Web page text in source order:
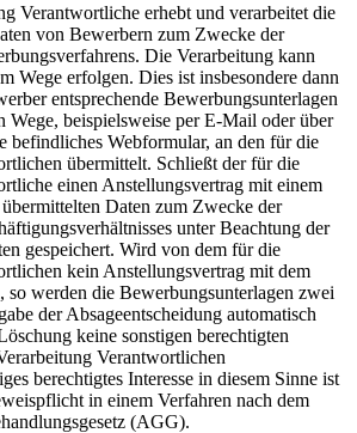
Verantwortliche erhebt und verarbeitet die
von Bewerbern zum Zwecke der
Die Verarbeitung kann
Wege erfolgen. Dies ist insbesondere dann
entsprechende Bewerbungsunterlagen
Wege, beispielsweise per E-Mail oder über
befindliches Webformular, an den für die
übermittelt. Schließt der für die
einen Anstellungsvertrag mit einem
Daten zum Zwecke der
unter Beachtung der
gespeichert. Wird von dem für die
kein Anstellungsvertrag mit dem
so werden die Bewerbungsunterlagen zwei
der Absageentscheidung automatisch
keine sonstigen berechtigten
Verantwortlichen
berechtigtes Interesse in diesem Sinne ist
in einem Verfahren nach dem
(AGG).